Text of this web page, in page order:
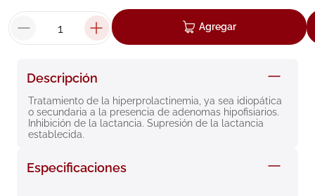
Agregar
Descripción
Tratamiento de la hiperprolactinemia, ya sea idiopática
o secundaria a la presencia de adenomas hipofisiarios.
Inhibición de la lactancia. Supresión de la lactancia
establecida.
Especificaciones
cerave
7. degraler
8. roche posay
9. isdin